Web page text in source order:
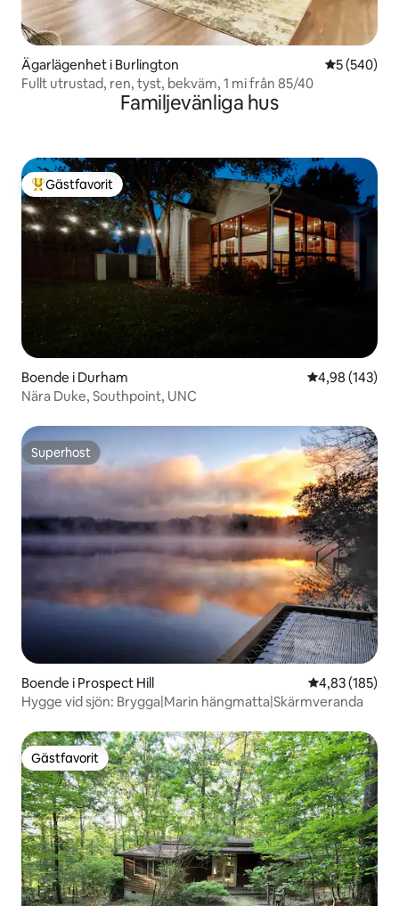
Ägarlägenhet i Burlington 5 av 5 i
5 (540)
Fullt utrustad, ren, tyst, bekväm, 1 mi från 85/40
Familjevänliga hus
Populär gästfavorit
Gästfavorit
Boende i Durham 4,98 av 5 i
4,98 (143)
Nära Duke, Southpoint, UNC
Superhost
Superhost
Boende i Prospect Hill 4,83 av 5 i
4,83 (185)
Hygge vid sjön: Brygga|Marin hängmatta|Skärmveranda
Gästfavorit
Gästfavorit